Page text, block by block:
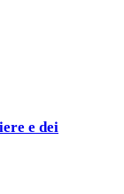
e dei